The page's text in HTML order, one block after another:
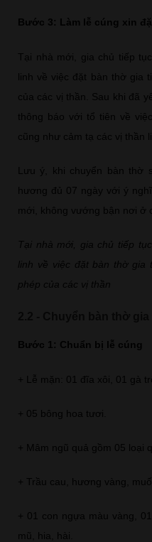
Bước 3: Làm lễ cúng xin
Tại nhà mới, gia chủ tiếp
linh về việc đặt bàn thờ gia
của các vị thần. Sau khi đã
thông báo với tổ tiên về
cũng như cảm tạ các vị thần
Lưu ý, khi chuyển bàn thờ
hương đủ 07 ngày với ý
mới, không vướng bận nơi ở
Tại nhà mới, gia chủ tiếp
linh về việc đặt bàn thờ gia
phép của các vị thần
Bước 1: Chuẩn bị lễ cúng
+ Lễ mặn: 01 đĩa xôi, 01 gà
+ 05 bông hoa tươi.
+ Mâm ngũ quả gồm 05 loại
+ Trầu cau, hương vàng,
+ 01 con ngựa màu vàng,
mũ, hia, hài.